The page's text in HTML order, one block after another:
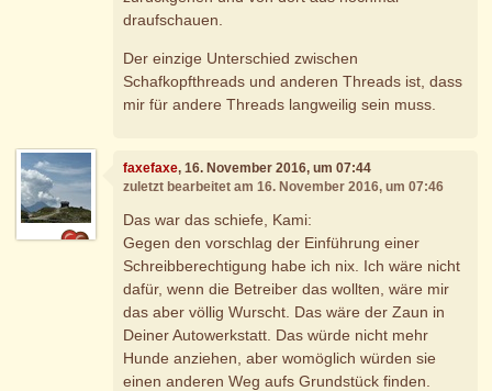
draufschauen.
Der einzige Unterschied zwischen
Schafkopfthreads und anderen Threads ist, dass
mir für andere Threads langweilig sein muss.
faxefaxe, 16. November 2016, um 07:44
zuletzt bearbeitet am 16. November 2016, um 07:46
Das war das schiefe, Kami:
Gegen den vorschlag der Einführung einer
Schreibberechtigung habe ich nix. Ich wäre nicht
dafür, wenn die Betreiber das wollten, wäre mir
das aber völlig Wurscht. Das wäre der Zaun in
Deiner Autowerkstatt. Das würde nicht mehr
Hunde anziehen, aber womöglich würden sie
einen anderen Weg aufs Grundstück finden.